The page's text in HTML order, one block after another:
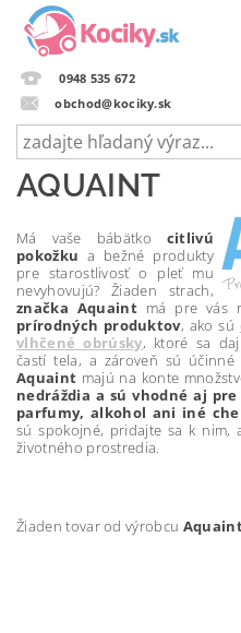
0948 535 672
obchod@kociky.sk
AQUAINT
Má vaše bábätko citlivú
pokožku a bežné produkty
pre starostlivosť o pleť mu
nevyhovujú? Žiaden strach,
značka Aquaint má pre vás
prírodných produktov, ako sú
vlhčené obrúsky, ktoré sa
častí tela, a zároveň sú
Aquaint majú na konte
nedráždia a sú vhodné aj
parfumy, alkohol ani iné
sú spokojné, pridajte sa k nim,
životného prostredia.
Žiaden tovar od výrobcu